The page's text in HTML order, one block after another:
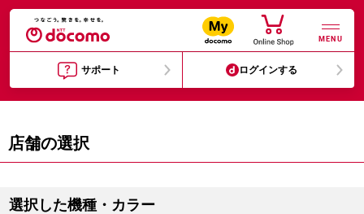
MENU
サポート ログインする
店舗の選択
選択した機種・カラー